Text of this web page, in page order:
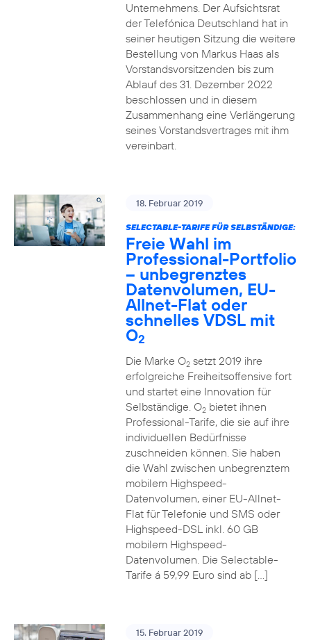
Unternehmens. Der Aufsichtsrat
der Telefónica Deutschland hat in
seiner heutigen Sitzung die weitere
Bestellung von Markus Haas als
Vorstandsvorsitzenden bis zum
Ablauf des 31. Dezember 2022
beschlossen und in diesem
Zusammenhang eine Verlängerung
seines Vorstandsvertrages mit ihm
vereinbart.
18. Februar 2019
SELECTABLE-TARIFE FÜR SELBSTÄNDIGE:
Freie Wahl im
Professional-Portfolio
– unbegrenztes
Datenvolumen, EU-
Allnet-Flat oder
schnelles VDSL mit
O2
Die Marke O2setzt 2019 ihre
erfolgreiche Freiheitsoffensive fort
und startet eine Innovation für
Selbständige. O2bietet ihnen
Professional-Tarife, die sie auf ihre
individuellen Bedürfnisse
zuschneiden können. Sie haben
die Wahl zwischen unbegrenztem
mobilem Highspeed-
Datenvolumen, einer EU-Allnet-
Flat für Telefonie und SMS oder
Highspeed-DSL inkl. 60 GB
mobilem Highspeed-
Datenvolumen. Die Selectable-
Tarife á 59,99 Euro sind ab […]
15. Februar 2019